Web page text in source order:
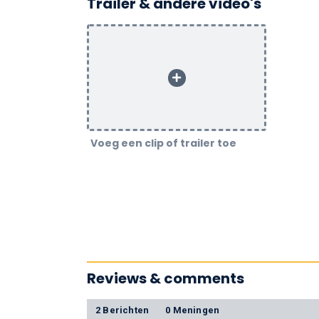
Voeg een clip of trailer toe
Reviews & comments
2 Berichten 0 Meningen